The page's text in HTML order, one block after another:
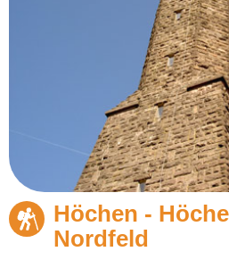
Höchen -
Nordfeld